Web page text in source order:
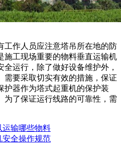
工作人员应注意塔吊所在地的防
施工现场重要的物料垂直运输机
运行，除了做好设备维护外，
需要采取切实有效的措施，保证
护器作为塔式起重机的保护装
为了保证运行线路的可靠性，需
运输哪些物料
安全操作规范